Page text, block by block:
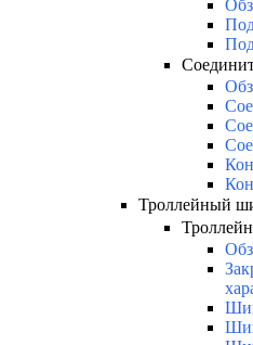
Троллейный